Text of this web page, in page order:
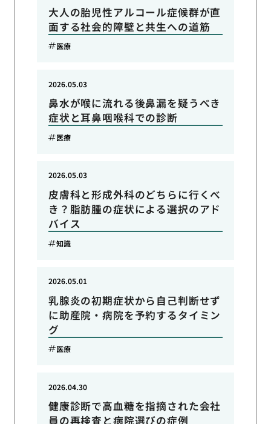
大人の胎児性アルコール症候群が直
面する社会的障壁と共生への道筋
医療
鼻水が喉に流れる後鼻漏を疑うべき
症状と耳鼻咽喉科での診断
2026.05.03
医療
皮膚科と形成外科のどちらに行くべ
き？脂肪腫の症状による選択のアド
バイス
2026.05.03
知識
乳腺炎の初期症状から自己判断せず
に助産院・病院を予約するタイミン
グ
2026.05.01
医療
健康診断で高血糖を指摘された会社
員の再検査と病院選びの症例
2026.04.30